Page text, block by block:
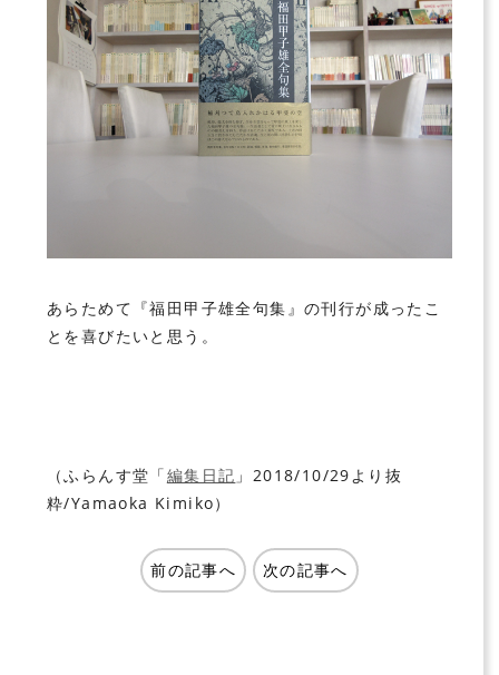
あらためて『福田甲子雄全句集』の刊行が成ったこ
とを喜びたいと思う。
（ふらんす堂「編集日記 」2018/10/29より抜
粋/Yamaoka Kimiko）
前の記事へ 次の記事へ